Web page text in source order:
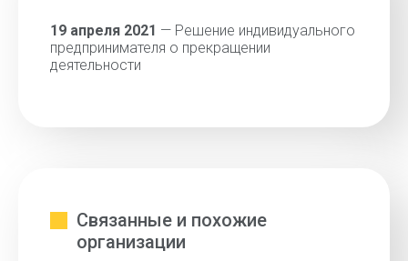
19 апреля 2021 — Решение индивидуального
предпринимателя о прекращении
деятельности
Связанные и похожие
организации